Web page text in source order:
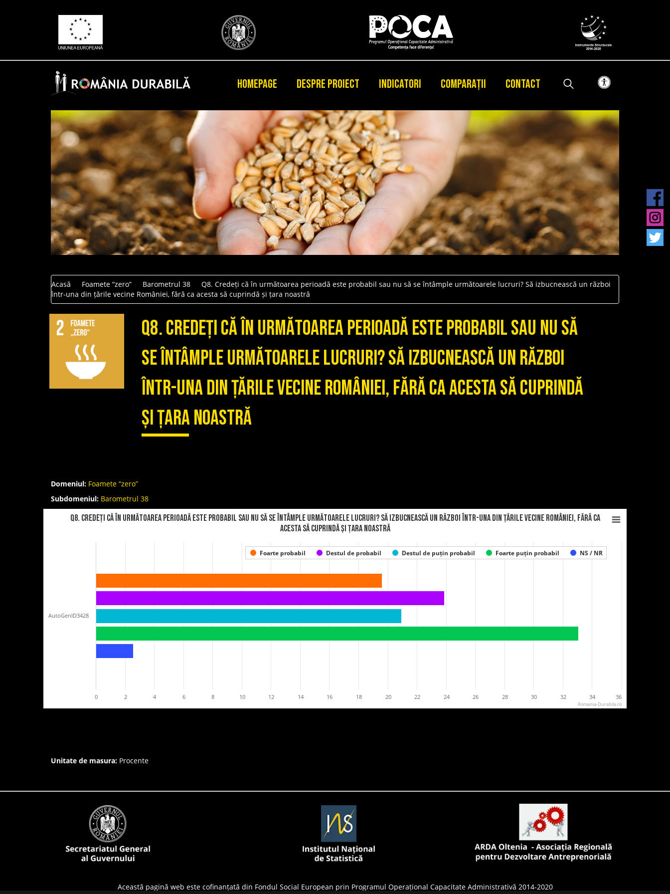
HOMEPAGE DESPRE PROIECT INDICATORI COMPARAȚII CONTACT
Acasă Foamete “zero” Barometrul 38
Q8. Credeți că în următoarea perioadă este probabil sau nu să se întâmple următoarele lucruri? Să izbucnească un război
într-una din țările vecine României, fără ca acesta să cuprindă și țara noastră
Q8. Credeți că în următoarea perioadă este probabil sau nu să
se întâmple următoarele lucruri? Să izbucnească un război
într-una din țările vecine României, fără ca acesta să cuprindă
și țara noastră
Domeniul: Foamete “zero”
Subdomeniul: Barometrul 38
Q8. Credeți că în următoarea perioadă este probabil sau nu să se întâmple următoarele lucruri? Să izbucnească un război într-una din țările vecine României, fără ca
acesta să cuprindă și țara noastră
Foarte probabil Destul de probabil Destul de puțin probabil Foarte puțin probabil NS / NR
AutoGenID3428
0 2 4 6 8 10 12 14 16 18 20 22 24 26 28 30 32 34 36
Romania-Durabila.ro
Unitate de masura: Procente
Această pagină web este cofinanțată din Fondul Social European prin Programul Operațional Capacitate Administrativă 2014-2020